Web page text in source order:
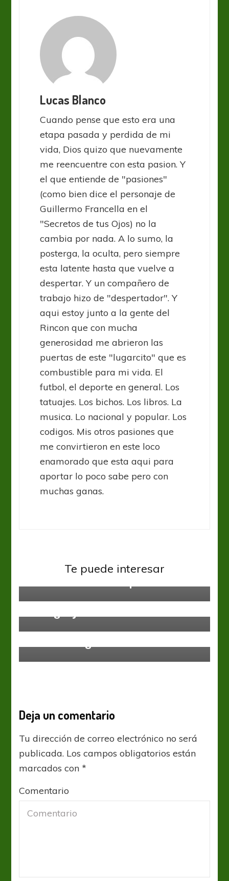
Lucas Blanco
Cuando pense que esto era una
etapa pasada y perdida de mi
vida, Dios quizo que nuevamente
me reencuentre con esta pasion. Y
el que entiende de "pasiones"
(como bien dice el personaje de
Guillermo Francella en el
"Secretos de tus Ojos) no la
cambia por nada. A lo sumo, la
posterga, la oculta, pero siempre
esta latente hasta que vuelve a
despertar. Y un compañero de
trabajo hizo de "despertador". Y
aqui estoy junto a la gente del
Rincon que con mucha
generosidad me abrieron las
puertas de este "lugarcito" que es
combustible para mi vida. El
futbol, el deporte en general. Los
tatuajes. Los bichos. Los libros. La
musica. Lo nacional y popular. Los
codigos. Mis otros pasiones que
me convirtieron en este loco
enamorado que esta aqui para
aportar lo poco sabe pero con
muchas ganas.
Te puede interesar
Selección Nacional
El viento se llevó lo que
Deja un comentario
Tu dirección de correo electrónico no será
publicada. Los campos obligatorios están
marcados con*
Comentario